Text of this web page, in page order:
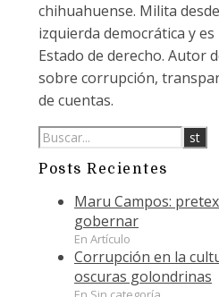
chihuahuense. Milita
izquierda democrática y
Estado de derecho. Autor
sobre corrupción,
de cuentas.
Posts Recientes
Maru Campos:
gobernar
En Artículo
Corrupción en la
oscuras golondrinas